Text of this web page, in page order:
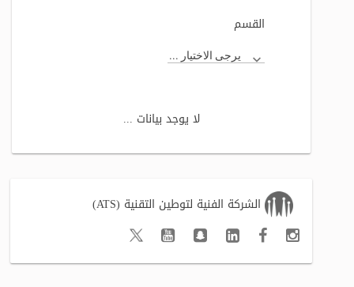
القسم
يرجى الاختيار ...
لا يوجد بيانات ...
الشركة الفنية لتوطين التقنية (ATS)